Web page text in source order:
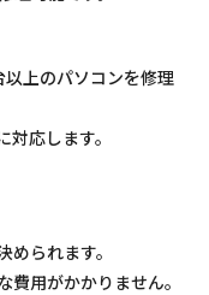
上のパソコンを修理
応します。
られます。
用がかかりません。